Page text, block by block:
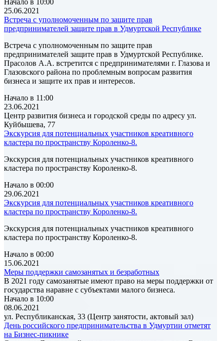
Начало в 10:00
25.06.2021
Встреча с уполномоченным по защите прав
предпринимателей защите прав в Удмуртской Республике
Встреча с уполномоченным по защите прав
предпринимателей защите прав в Удмуртской Республике.
Прасолов А.А. встретится с предпринимателями г. Глазова и
Глазовского района по проблемным вопросам развития
бизнеса и защите их прав и интересов.
Начало в 11:00
23.06.2021
Центр развития бизнеса и городской среды по адресу ул.
Куйбышева, 77
Экскурсия для потенциальных участников креативного
кластера по пространству Короленко-8.
Экскурсия для потенциальных участников креативного
кластера по пространству Короленко-8.
Начало в 00:00
29.06.2021
Экскурсия для потенциальных участников креативного
кластера по пространству Короленко-8.
Экскурсия для потенциальных участников креативного
кластера по пространству Короленко-8.
Начало в 00:00
15.06.2021
Меры поддержки самозанятых и безработных
В 2021 году самозанятые имеют право на меры поддержки от
государства наравне с субъектами малого бизнеса.
Начало в 10:00
08.06.2021
ул. Республиканская, 33 (Центр занятости, актовый зал)
День российского предпринимательства в Удмуртии отметят
на Бизнес-пикнике